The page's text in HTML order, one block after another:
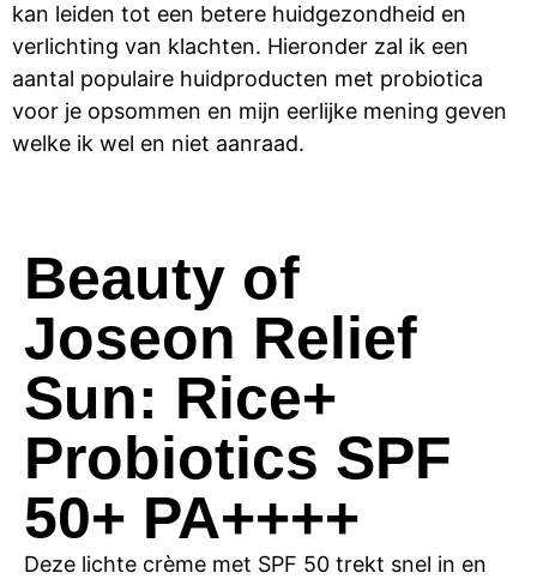
kan leiden tot een betere huidgezondheid en
verlichting van klachten. Hieronder zal ik een
aantal populaire huidproducten met probiotica
voor je opsommen en mijn eerlijke mening geven
welke ik wel en niet aanraad.
Beauty of
Joseon Relief
Sun: Rice+
Probiotics SPF
50+ PA++++
Deze lichte crème met SPF 50 trekt snel in en